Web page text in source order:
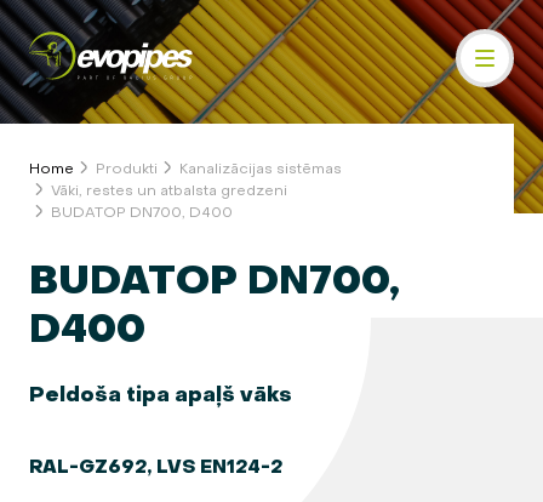
Home Produkti
Kanalizācijas sistēmas
Vāki, restes un atbalsta gredzeni
BUDATOP DN700, D400
BUDATOP DN700,
D400
Peldoša tipa apaļš vāks
RAL-GZ692, LVS EN124-2